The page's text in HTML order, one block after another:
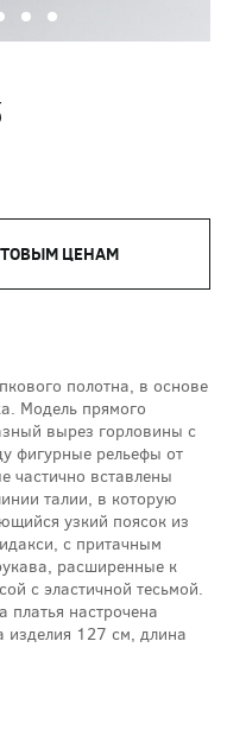
ЦЕНАМ
полотна, в основе
Модель прямого
вырез горловины с
фигурные рельефы от
частично вставлены
талии, в которую
узкий поясок из
с притачным
расширенные к
с эластичной тесьмой.
платья настрочена
изделия 127 см, длина